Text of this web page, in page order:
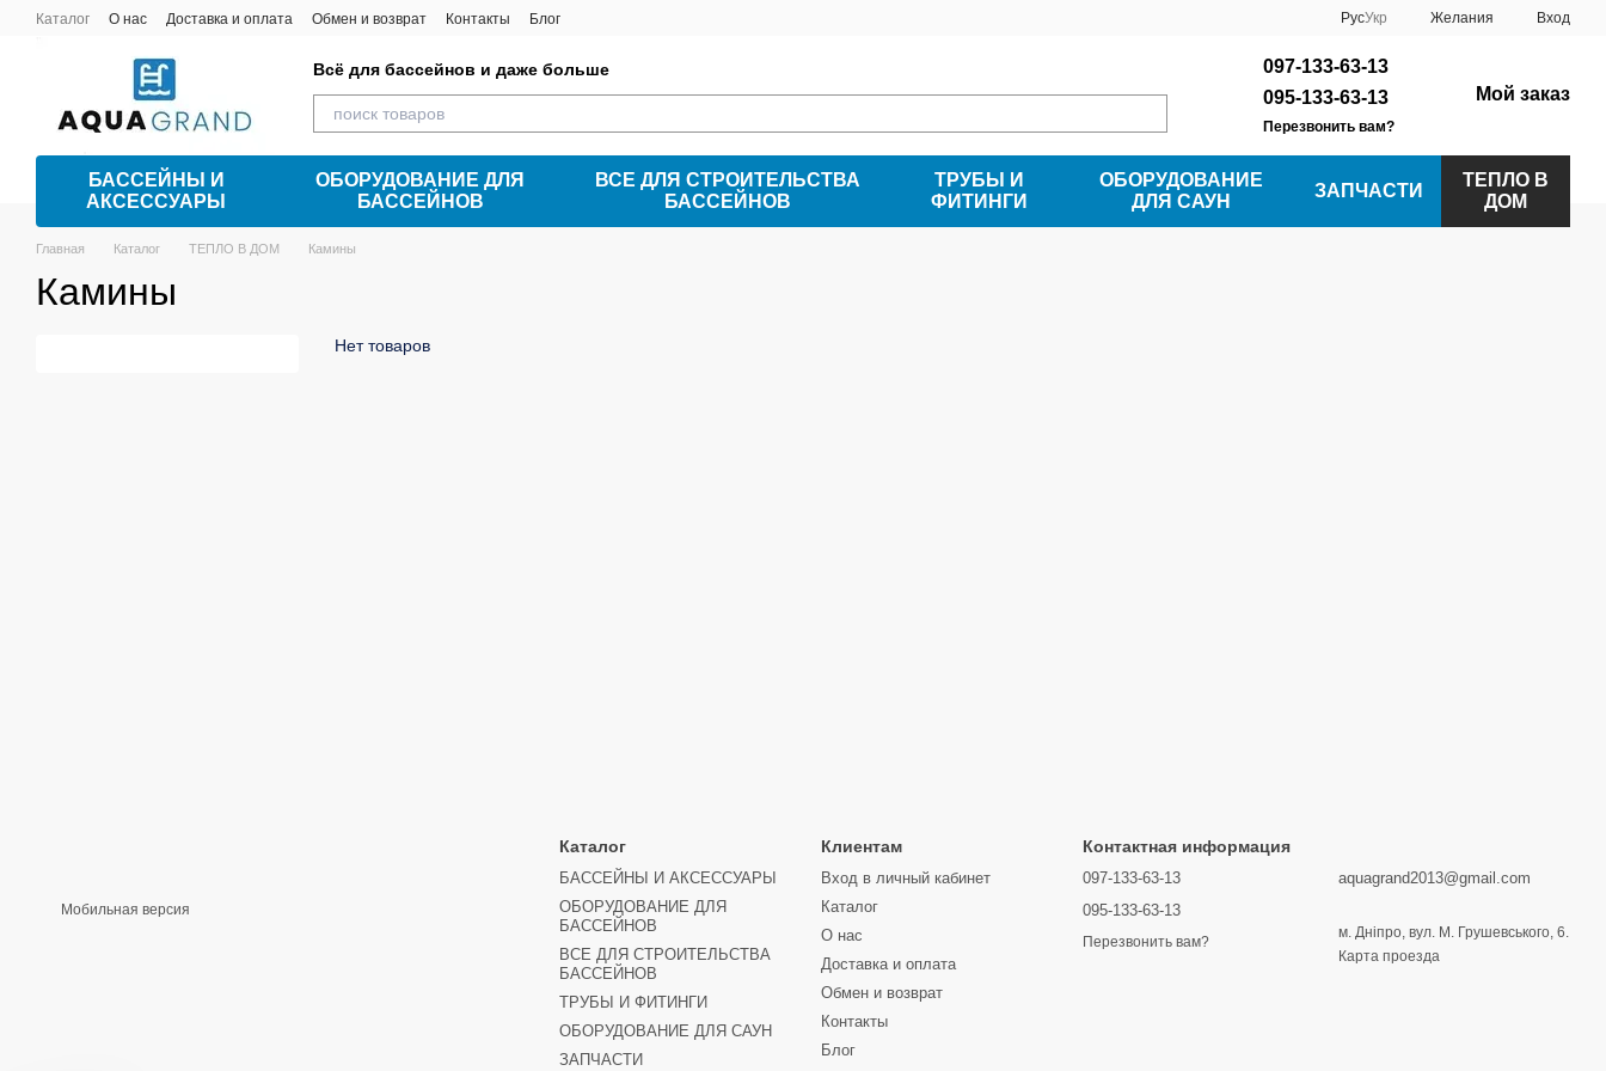
Перейти к основному контенту
Каталог О нас Доставка и оплата Обмен и возврат Контакты Блог РусУкр Желания Вход
Всё для бассейнов и даже больше
097-133-63-13
095-133-63-13
Перезвонить вам?
Мой заказ
БАССЕЙНЫ И
АКСЕССУАРЫ
ОБОРУДОВАНИЕ ДЛЯ
БАССЕЙНОВ
ВСЕ ДЛЯ СТРОИТЕЛЬСТВА
БАССЕЙНОВ
ТРУБЫ И
ФИТИНГИ
ОБОРУДОВАНИЕ
ДЛЯ САУН
ЗАПЧАСТИ
ТЕПЛО В
ДОМ
Главная Каталог ТЕПЛО В ДОМ Камины
Камины
Нет товаров
Мобильная версия
Каталог
БАССЕЙНЫ И АКСЕССУАРЫ
ОБОРУДОВАНИЕ ДЛЯ
БАССЕЙНОВ
ВСЕ ДЛЯ СТРОИТЕЛЬСТВА
БАССЕЙНОВ
ТРУБЫ И ФИТИНГИ
ОБОРУДОВАНИЕ ДЛЯ САУН
ЗАПЧАСТИ
Клиентам
Вход в личный кабинет
Каталог
О нас
Доставка и оплата
Обмен и возврат
Контакты
Блог
Контактная информация
097-133-63-13
095-133-63-13
Перезвонить вам?
aquagrand2013@gmail.com
м. Дніпро, вул. М. Грушевського, 6.
Карта проезда